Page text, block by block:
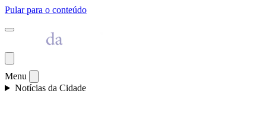
Pular para o conteúdo
Menu
Notícias da Cidade